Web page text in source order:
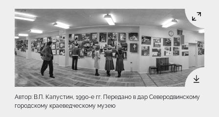
Автор: В.П. Капустин, 1990-e гг. Передано в дар Северодвинскому
городскому краеведческому музею